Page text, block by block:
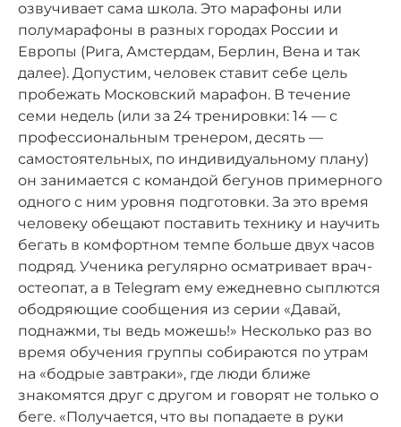
озвучивает сама школа. Это марафоны или
полумарафоны в разных городах России и
Европы (Рига, Амстердам, Берлин, Вена и так
далее). Допустим, человек ставит себе цель
пробежать Московский марафон. В течение
семи недель (или за 24 тренировки: 14 — с
профессиональным тренером, десять —
самостоятельных, по индивидуальному плану)
он занимается с командой бегунов примерного
одного с ним уровня подготовки. За это время
человеку обещают поставить технику и научить
бегать в комфортном темпе больше двух часов
подряд. Ученика регулярно осматривает врач-
остеопат, а в Telegram ему ежедневно сыплются
ободряющие сообщения из серии «Давай,
поднажми, ты ведь можешь!» Несколько раз во
время обучения группы собираются по утрам
на «бодрые завтраки», где люди ближе
знакомятся друг с другом и говорят не только о
беге. «Получается, что вы попадаете в руки